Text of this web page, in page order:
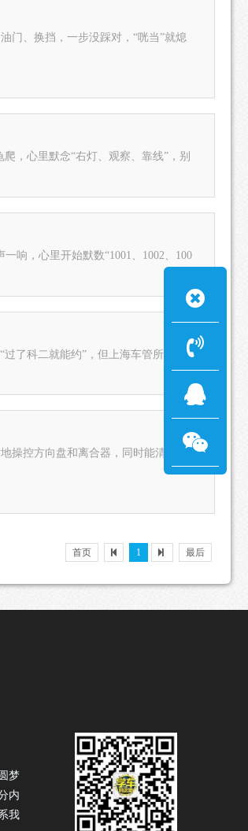
门、换挡，一步没踩对，“咣当”就熄
，心里默念“右灯、观察、靠线”，别
响，心里开始默数“1001、1002、100
了科二就能约”，但上海车管所在后台
操控方向盘和离合器，同时能清楚地看
首页 1 最后
梦
内
我